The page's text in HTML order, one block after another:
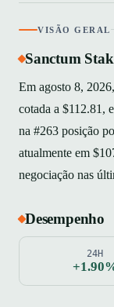
VISÃO GERAL
Sanctum
Em agosto 8,
cotada a $112.81,
na #263 posição
atualmente em
negociação nas
Desempenho
24H